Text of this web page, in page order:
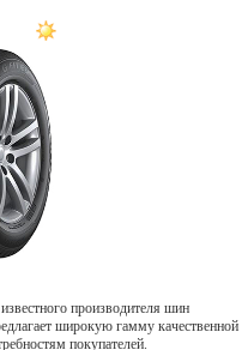
производителя шин
широкую гамму качественной
покупателей.